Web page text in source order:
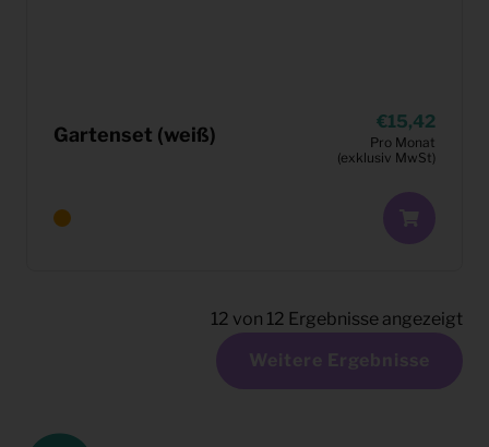
Gartenset (weiß)
15,42
Pro Monat
(exklusiv MwSt)
12 von 12 Ergebnisse angezeigt
Weitere Ergebnisse